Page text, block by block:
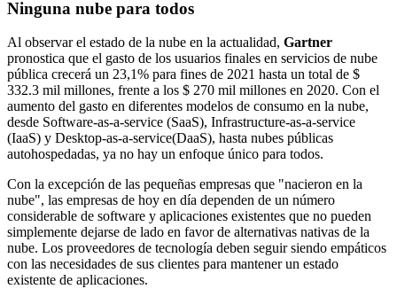
Ninguna nube para todos
Al observar el estado de la nube en la actualidad, Gartner
pronostica que el gasto de los usuarios finales en servicios de nube
pública crecerá un 23,1% para fines de 2021 hasta un total de $
332.3 mil millones, frente a los $ 270 mil millones en 2020. Con el
aumento del gasto en diferentes modelos de consumo en la nube,
desde Software-as-a-service (SaaS), Infrastructure-as-a-service
(IaaS) y Desktop-as-a-service(DaaS), hasta nubes públicas
autohospedadas, ya no hay un enfoque único para todos.
Con la excepción de las pequeñas empresas que "nacieron en la
nube", las empresas de hoy en día dependen de un número
considerable de software y aplicaciones existentes que no pueden
simplemente dejarse de lado en favor de alternativas nativas de la
nube. Los proveedores de tecnología deben seguir siendo empáticos
con las necesidades de sus clientes para mantener un estado
existente de aplicaciones.